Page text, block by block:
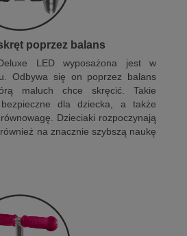
poprzez balans
LED wyposażona jest w
Odbywa się on poprzez balans
maluch chce skręcić. Takie
dla dziecka, a także
Dzieciaki rozpoczynają
na znacznie szybszą naukę